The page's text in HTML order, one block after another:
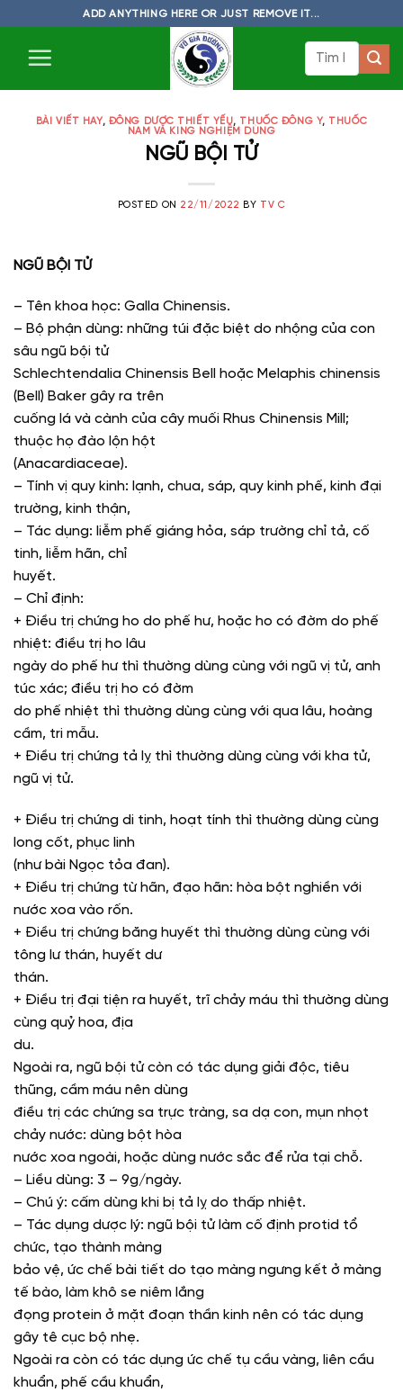
content
ADD ANYTHING HERE OR JUST REMOVE IT...
BÀI VIẾT HAY, ĐÔNG DƯỢC THIẾT YẾU, THUỐC ĐÔNG Y, THUỐC
NAM VÀ KING NGHIỆM DÙNG
NGŨ BỘI TỬ
POSTED ON 22/11/2022 BY TV C
NGŨ BỘI TỬ
– Tên khoa học: Galla Chinensis.
– Bộ phận dùng: những túi đặc biệt do nhộng của con
sâu ngũ bội tử
Schlechtendalia Chinensis Bell hoặc Melaphis chinensis
(Bell) Baker gây ra trên
cuống lá và cành của cây muối Rhus Chinensis Mill;
thuộc họ đào lộn hột
(Anacardiaceae).
– Tính vị quy kinh: lạnh, chua, sáp, quy kinh phế, kinh đại
trường, kinh thận,
– Tác dụng: liễm phế giáng hỏa, sáp trường chỉ tả, cố
tinh, liễm hãn, chỉ
huyết.
– Chỉ định:
+ Điều trị chứng ho do phế hư, hoặc ho có đờm do phế
nhiệt: điều trị ho lâu
ngày do phế hư thì thường dùng cùng với ngũ vị tử, anh
túc xác; điều trị ho có đờm
do phế nhiệt thì thường dùng cùng với qua lâu, hoàng
cầm, tri mẫu.
+ Điều trị chứng tả lỵ thì thường dùng cùng với kha tử,
ngũ vị tử.
+ Điều trị chứng di tinh, hoạt tính thì thường dùng cùng
long cốt, phục linh
(như bài Ngọc tỏa đan).
+ Điều trị chứng từ hãn, đạo hãn: hòa bột nghiền với
nước xoa vào rốn.
+ Điều trị chứng băng huyết thì thường dùng cùng với
tông lư thán, huyết dư
thán.
+ Điều trị đại tiện ra huyết, trĩ chảy máu thì thường dùng
cùng quỷ hoa, địa
du.
Ngoài ra, ngũ bội tử còn có tác dụng giải độc, tiêu
thũng, cầm máu nên dùng
điều trị các chứng sa trực tràng, sa dạ con, mụn nhọt
chảy nước: dùng bột hòa
nước xoa ngoài, hoặc dùng nước sắc để rửa tại chỗ.
– Liều dùng: 3 – 9g/ngày.
– Chú ý: cấm dùng khi bị tả lỵ do thấp nhiệt.
– Tác dụng dược lý: ngũ bội tử làm cố định protid tổ
chức, tạo thành màng
bảo vệ, ức chế bài tiết do tạo màng ngưng kết ở màng
tế bào, làm khô se niêm lắng
đọng protein ở mặt đoạn thần kinh nên có tác dụng
gây tê cục bộ nhẹ.
Ngoài ra còn có tác dụng ức chế tụ cầu vàng, liên cầu
khuẩn, phế cầu khuẩn,